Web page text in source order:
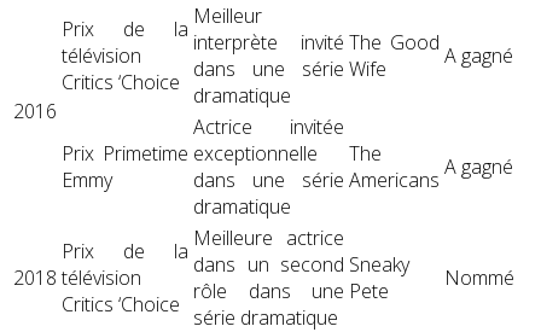
2016
Prix ​​de la
télévision
Critics ‘Choice
Meilleur
interprète invité
dans une série
dramatique
The Good
Wife
A gagné
Prix ​​Primetime
Emmy
Actrice invitée
exceptionnelle
dans une série
dramatique
The
Americans A gagné
2018
Prix ​​de la
télévision
Critics ‘Choice
Meilleure actrice
dans un second
rôle dans une
série dramatique
Sneaky
Pete
Nommé